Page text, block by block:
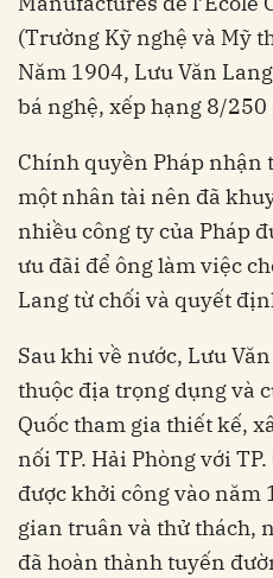
(Trường Kỹ nghệ và Mỹ
Năm 1904, Lưu Văn
bá nghệ, xếp hạng 8/
Chính quyền Pháp nhận
một nhân tài nên đã
nhiều công ty của Pháp
ưu đãi để ông làm việc
Lang từ chối và quyết
Sau khi về nước, Lưu
thuộc địa trọng dụng và
Quốc tham gia thiết kế,
nối TP. Hải Phòng với
được khởi công vào
gian truân và thử thách,
đã hoàn thành tuyến